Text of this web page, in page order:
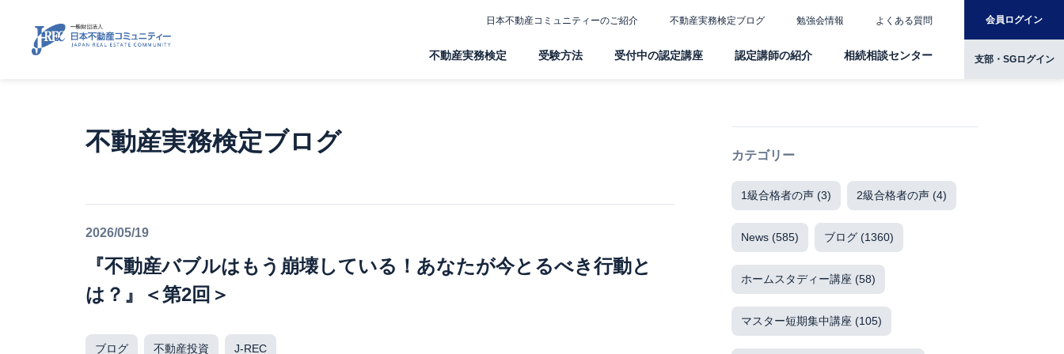
日本不動産コミュニティーのご紹介 不動産実務検定ブログ 勉強会情報 よくある質問 会員ログイン
不動産実務検定 受験方法 受付中の認定講座 認定講師の紹介 相続相談センター 支部・SGログイン
不動産実務検定ブログ
2026/05/19
『不動産バブルはもう崩壊している！あなたが今とるべき行動と
は？』＜第2回＞
ブログ 不動産投資 J-REC
カテゴリー
1級合格者の声 (3) 2級合格者の声 (4)
News (585) ブログ (1360)
ホームスタディー講座 (58)
マスター短期集中講座 (105)